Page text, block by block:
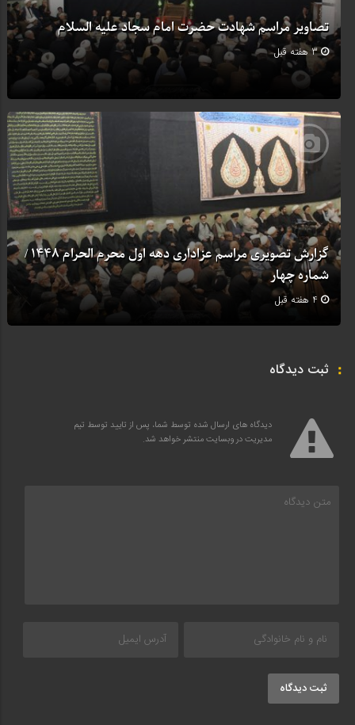
تصاویر مراسم شهادت حضرت امام سجاد علیه السلام
3 هفته قبل
گزارش تصویری مراسم عزاداری دهه اول محرم الحرام 1448 /
شماره چهار
4 هفته قبل
ثبت دیدگاه
دیدگاه های ارسال شده توسط شما، پس از تایید توسط تیم
مدیریت در وبسایت منتشر خواهد شد.
ثبت دیدگاه